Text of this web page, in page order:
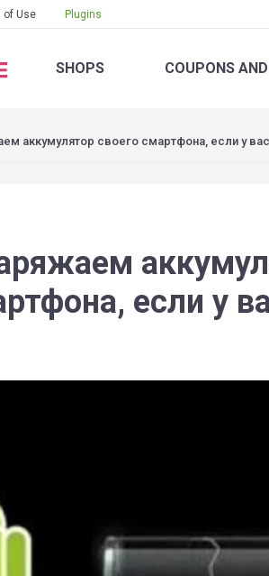
of Use Plugins
SHOPS COUPONS
аккумулятор своего смартфона, если у
если у